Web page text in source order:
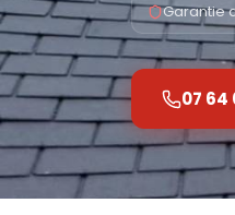
Garantie
07 64